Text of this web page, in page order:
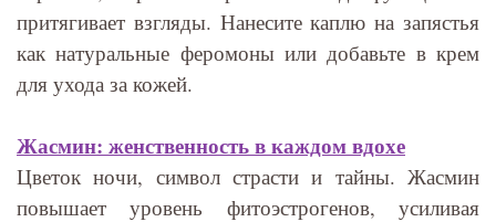
притягивает взгляды. Нанесите каплю на запястья
как натуральные феромоны или добавьте в крем
для ухода за кожей.
Жасмин: женственность в каждом вдохе
Цветок ночи, символ страсти и тайны. Жасмин
повышает уровень фитоэстрогенов, усиливая